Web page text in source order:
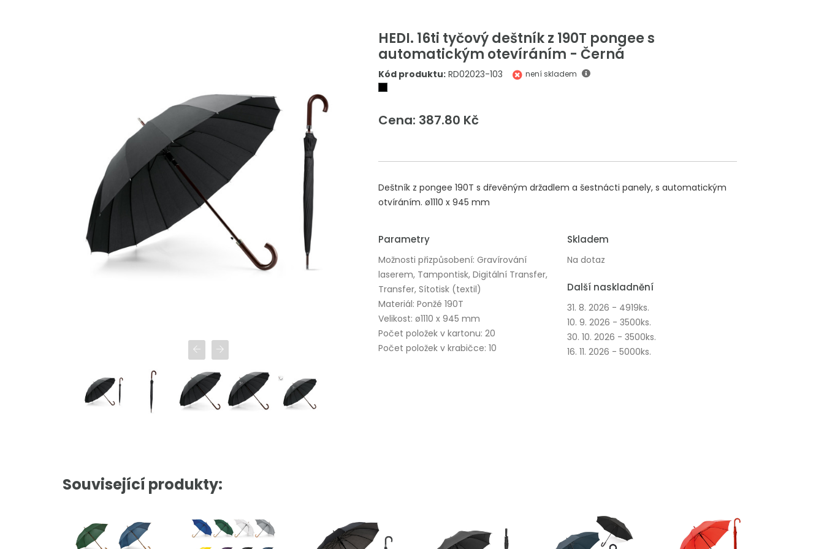
HEDI. 16ti tyčový deštník z 190T pongee s
automatickým otevíráním - Černá
Kód produktu: RD02023-103 není skladem
Cena: 387.80 Kč
Deštník z pongee 190T s dřevěným držadlem a šestnácti panely, s automatickým
otvíráním. ø1110 x 945 mm
Parametry
Možnosti přizpůsobení: Gravírování
laserem, Tampontisk, Digitální Transfer,
Transfer, Sítotisk (textil)
Materiál: Ponžé 190T
Velikost: ø1110 x 945 mm
Počet položek v kartonu: 20
Počet položek v krabičce: 10
Skladem
Na dotaz
Další naskladnění
31. 8. 2026 - 4919ks.
10. 9. 2026 - 3500ks.
30. 10. 2026 - 3500ks.
16. 11. 2026 - 5000ks.
Související produkty: